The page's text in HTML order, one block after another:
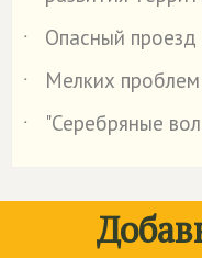
˙
Опасный проезд
˙
Мелких
˙
"Серебряные